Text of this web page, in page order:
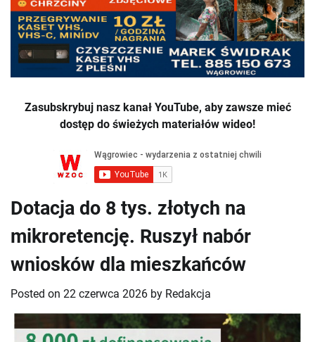
Zasubskrybuj nasz kanał YouTube, aby zawsze mieć
dostęp do świeżych materiałów wideo!
Dotacja do 8 tys. złotych na
mikroretencję. Ruszył nabór
wniosków dla mieszkańców
Posted on 22 czerwca 2026 by Redakcja